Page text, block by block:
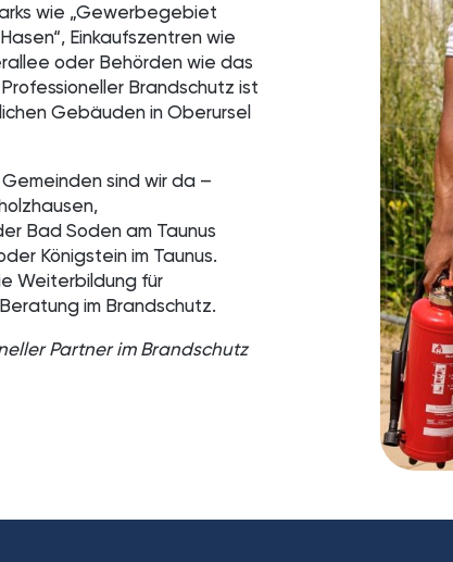
wie „Gewerbegebiet
Einkaufszentren wie
oder Behörden wie das
Brandschutz ist
Gebäuden in Oberursel
sind wir da –
Bad Soden am Taunus
Königstein im Taunus.
Weiterbildung für
im Brandschutz.
Partner im Brandschutz